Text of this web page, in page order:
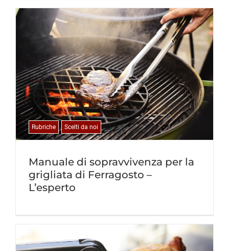
Manuale di sopravvivenza per la
grigliata di Ferragosto –
L’esperto
Rubriche Scelti da noi